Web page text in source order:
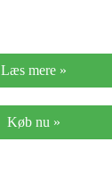
Læs mere »
Køb nu »